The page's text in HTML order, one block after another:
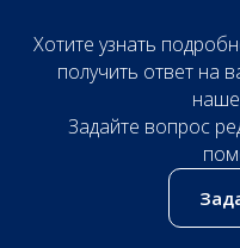
Хотите узнать
получить ответ на
Задайте вопрос